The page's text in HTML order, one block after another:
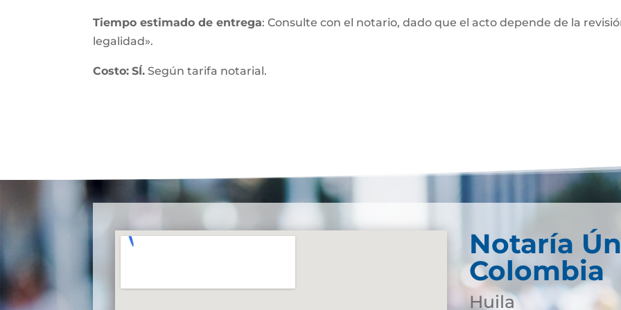
Tiempo estimado de entrega: Consulte con el notario, dado que el acto depende de la
legalidad».
Costo: SÍ. Según tarifa notarial.
Notaría
Colombia
Huila